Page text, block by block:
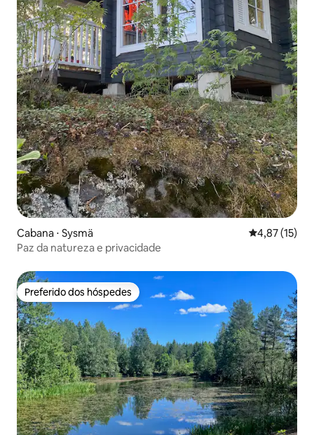
Cabana ⋅ Sysmä 4,87 de uma
4,87 (15)
Paz da natureza e privacidade
Preferido dos hóspedes
Preferido dos hóspedes